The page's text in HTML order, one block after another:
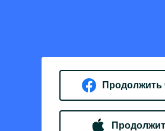
Продолжить